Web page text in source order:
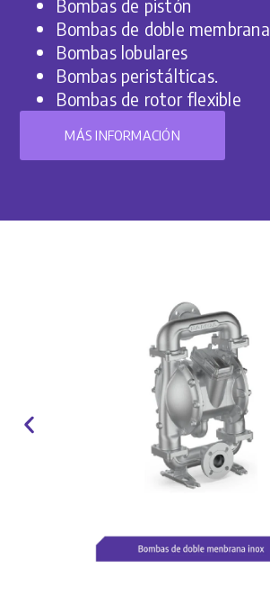
Bombas de pistón
Bombas de doble membrana
Bombas lobulares
Bombas peristálticas.
Bombas de rotor flexible
MÁS INFORMACIÓN